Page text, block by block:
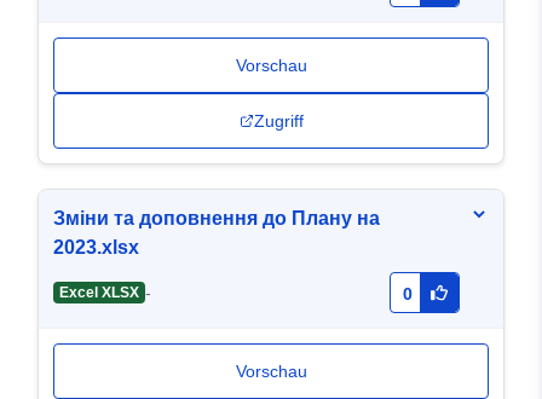
Vorschau
Zugriff
Зміни та доповнення до Плану на
2023.xlsx
Excel XLSX - 0
Vorschau